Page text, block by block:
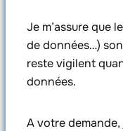
Je m’assure que
de données…)
reste vigilent
données.
A votre